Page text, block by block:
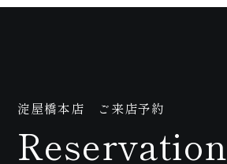
淀屋橋本店 ご来店予約
Reservation